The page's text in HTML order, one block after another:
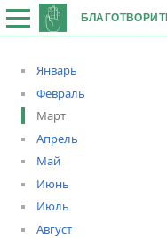
Январь
Февраль
Март
Апрель
Май
Июнь
Июль
Август